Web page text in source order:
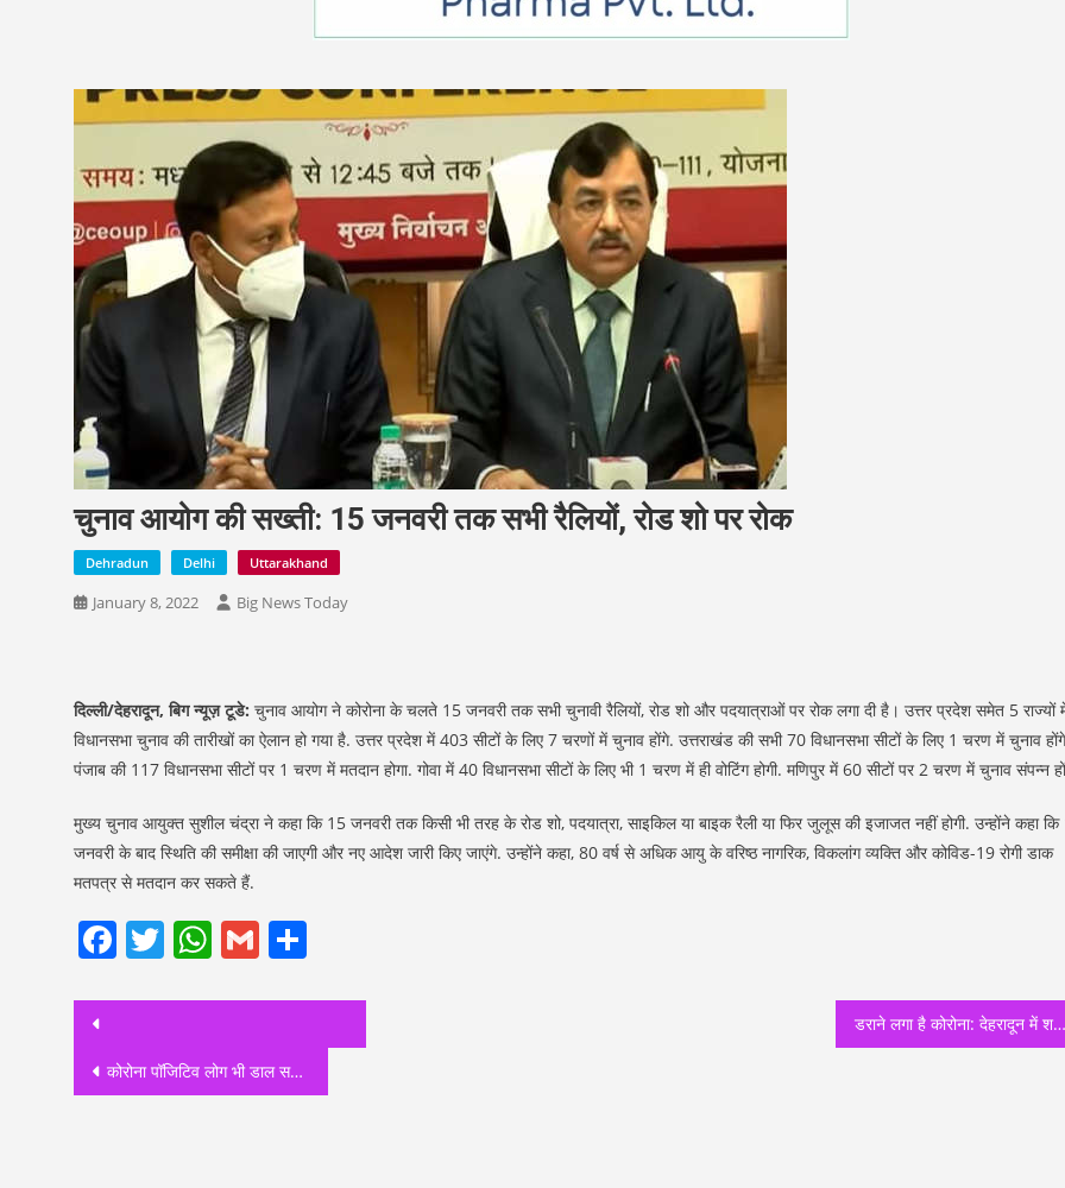
चुनाव आयोग की सख्ती: 15 जनवरी तक सभी रैलियों, रोड शो पर रोक
Dehradun Delhi Uttarakhand
January 8, 2022 Big News Today
दिल्ली/देहरादून, बिग न्यूज़ टूडे: चुनाव आयोग ने कोरोना के चलते 15 जनवरी तक सभी चुनावी रैलियों, रोड शो और पदयात्राओं पर रोक लगा दी है। उत्तर प्रदेश समेत 5 राज्यों
विधानसभा चुनाव की तारीखों का ऐलान हो गया है. उत्तर प्रदेश में 403 सीटों के लिए 7 चरणों में चुनाव होंगे. उत्तराखंड की सभी 70 विधानसभा सीटों के लिए 1 चरण में चुनाव
पंजाब की 117 विधानसभा सीटों पर 1 चरण में मतदान होगा. गोवा में 40 विधानसभा सीटों के लिए भी 1 चरण में ही वोटिंग होगी. मणिपुर में 60 सीटों पर 2 चरण में चुनाव संपन्न
मुख्य चुनाव आयुक्त सुशील चंद्रा ने कहा कि 15 जनवरी तक किसी भी तरह के रोड शो, पदयात्रा, साइकिल या बाइक रैली या फिर जुलूस की इजाजत नहीं होगी. उन्होंने कहा
जनवरी के बाद स्थिति की समीक्षा की जाएगी और नए आदेश जारी किए जाएंगे. उन्होंने कहा, 80 वर्ष से अधिक आयु के वरिष्ठ नागरिक, विकलांग व्यक्ति और कोविड-19 रोगी डाक
मतपत्र से मतदान कर सकते हैं.
Facebook
Twitter
WhatsApp
Gmail
Post
navigation
कोरोना पॉजिटिव लोग भी डाल सकेंगे वोट जानिए कैसे?
डराने लगा है कोरोना: देहरादून में शनिवार को एक दिन में 537 नए कोरोना पॉज़िटिव सामने आए, एक दिन में उत्तराखंड में 1560 नए मरीज़ हुए